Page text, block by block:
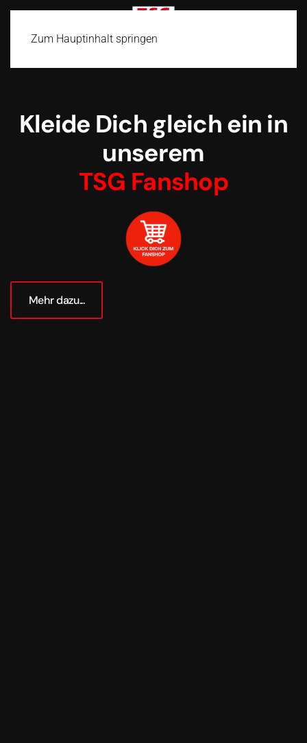
Zum Hauptinhalt springen
Kleide Dich gleich ein in
unserem
TSG Fanshop
Mehr dazu...